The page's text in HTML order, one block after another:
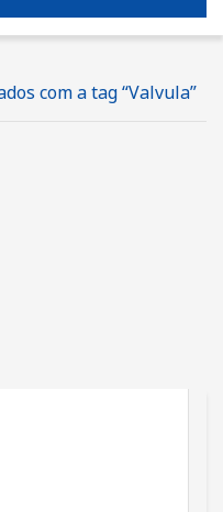
com a tag “Valvula”